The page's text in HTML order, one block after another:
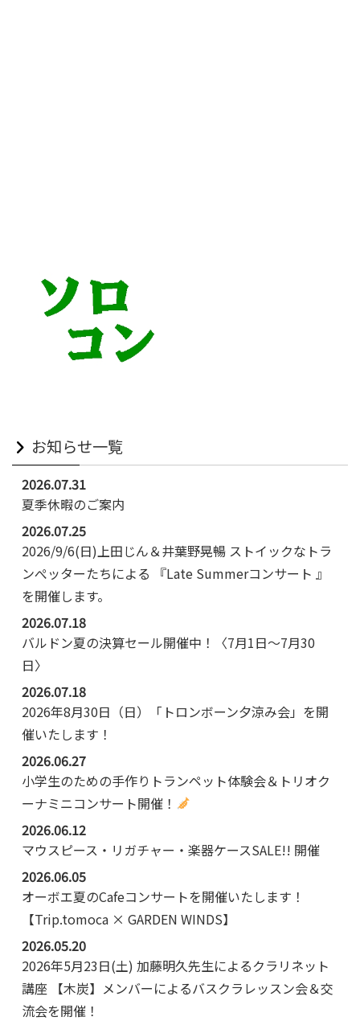
お知らせ一覧
2026.07.31
夏季休暇のご案内
2026.07.25
2026/9/6(日)上田じん＆井葉野晃暢 ストイックなトラ
ンぺッターたちによる 『Late Summerコンサート 』
を開催します。
2026.07.18
バルドン夏の決算セール開催中！〈7月1日～7月30
日〉
2026.07.18
2026年8月30日（日）「トロンボーン夕涼み会」を開
催いたします！
2026.06.27
小学生のための手作りトランペット体験会＆トリオク
ーナミニコンサート開催！
2026.06.12
マウスピース・リガチャー・楽器ケースSALE!! 開催
2026.06.05
オーボエ夏のCafeコンサートを開催いたします！
【Trip.tomoca × GARDEN WINDS】
2026.05.20
2026年5月23日(土) 加藤明久先生によるクラリネット
講座 【木炭】メンバーによるバスクラレッスン会＆交
流会を開催！